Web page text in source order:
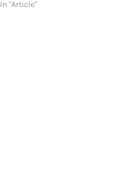
In "Article"